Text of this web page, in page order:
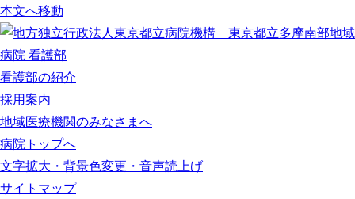
本文へ移動
看護部の紹介
採用案内
地域医療機関のみなさまへ
病院トップへ
文字拡大・背景色変更・音声読上げ
サイトマップ